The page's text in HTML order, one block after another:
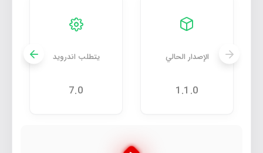
الإصدار الحالي
1.1.0
يتطلب اندرويد
7.0